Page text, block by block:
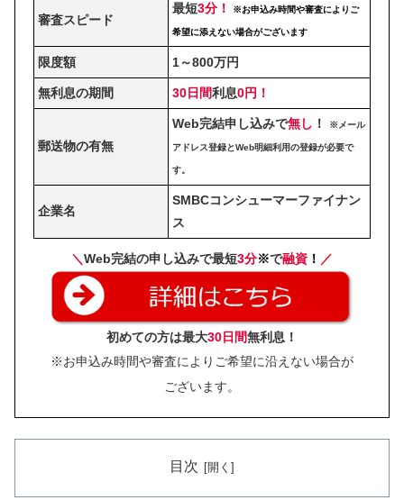
審査スピード
最短3分！ ※お申込み時間や審査によりご
希望に添えない場合がございます
限度額 1～800万円
無利息の期間 30日間利息0円！
郵送物の有無
Web完結申し込みで無し ！ ※メール
アドレス登録とWeb明細利用の登録が必要で
す。
企業名
SMBCコンシューマーファイナン
ス
＼Web完結の申し込みで最短3分※で融資 ！ ／
初めての方は最大30日間無利息！
※お申込み時間や審査によりご希望に沿えない場合が
ございます。
目次